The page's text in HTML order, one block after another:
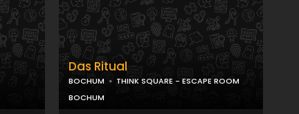
Das Ritual
BOCHUM
THINK SQUARE - ESCAPE ROOM
BOCHUM